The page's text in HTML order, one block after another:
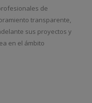
de
transparente,
sus proyectos y
en el ámbito